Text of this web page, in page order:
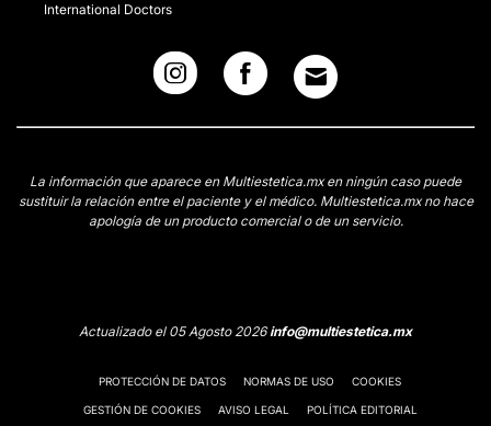
International Doctors
La información que aparece en Multiestetica.mx en ningún caso puede
sustituir la relación entre el paciente y el médico. Multiestetica.mx no hace
apología de un producto comercial o de un servicio.
Actualizado el 05 Agosto 2026info@multiestetica.mx
PROTECCIÓN DE DATOS NORMAS DE USO COOKIES
GESTIÓN DE COOKIES AVISO LEGAL POLÍTICA EDITORIAL